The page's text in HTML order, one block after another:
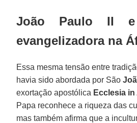
João Paulo II
evangelizadora na
Essa mesma tensão entre
havia sido abordada por São
exortação apostólica Ecclesia
Papa reconhece a riqueza das
mas também afirma que a